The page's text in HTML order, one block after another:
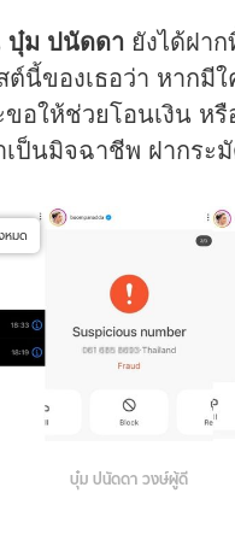
บุ๋ม ปนัดดา ยังได้ฝา
นี้ของเธอว่า หากมีใ
ขอให้ช่วยโอนเงิน ห
เป็นมิจฉาชีพ ฝากระ
หมด
บุ๋ม ปนัดดา วงษ์ผู้ดี